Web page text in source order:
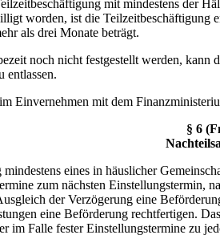
mit mindestens der
worden, ist die
als drei Monate beträgt.
noch nicht festgestellt werden,
entlassen.
Einvernehmen mit dem
§ 6
eines in häuslicher
zum nächsten
der Verzögerung eine
eine Beförderung rechtfertigen.
im Falle fester Einstellungstermine zu